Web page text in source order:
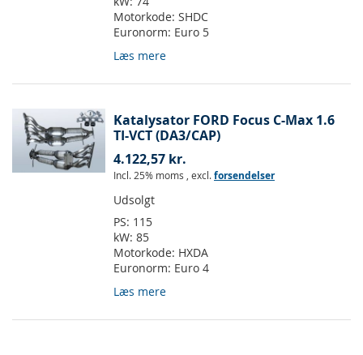
Motorkode: SHDC
Euronorm: Euro 5
Læs mere
Katalysator FORD Focus C-Max 1.6
TI-VCT (DA3/CAP)
4.122,57 kr.
Incl. 25% moms , excl.forsendelser
Udsolgt
PS: 115
kW: 85
Motorkode: HXDA
Euronorm: Euro 4
Læs mere